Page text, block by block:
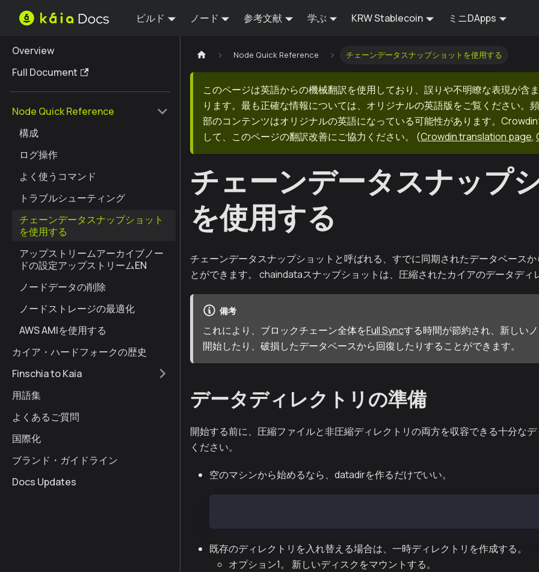
ビルド ノード 参考文献 学ぶ KRW Stablecoin ミニDApps
Overview
Full Document
Node Quick Reference
構成
ログ操作
よく使うコマンド
トラブルシューティング
チェーンデータスナップショット
を使用する
アップストリームアーカイブノー
ドの設定アップストリームEN
ノードデータの削除
ノードストレージの最適化
AWS AMIを使用する
カイア・ハードフォークの歴史
Finschia to Kaia
用語集
よくあるご質問
国際化
ブランド・ガイドライン
Docs Updates
Node Quick Reference チェーンデータスナップショットを使用する
このページは英語からの機械翻訳を使用しており、誤りや不明瞭な表現が含
ります。最も正確な情報については、オリジナルの英語版をご覧ください。
部のコンテンツはオリジナルの英語になっている可能性があります。
して、このページの翻訳改善にご協力ください。
(Crowdin translation page,
チェーンデータスナップ
を使用する
チェーンデータスナップショットと呼ばれる、すでに同期されたデータベース
とができます。 chaindataスナップショットは、圧縮されたカイアのデータディ
備考
これにより、ブロックチェーン全体をFull Syncする時間が節約され、新しい
開始したり、破損したデータベースから回復したりすることができます。
データディレクトリの準備
開始する前に、圧縮ファイルと非圧縮ディレクトリの両方を収容できる十分な
ください。
空のマシンから始めるなら、datadirを作るだけでいい。
既存のディレクトリを入れ替える場合は、一時ディレクトリを作成する。
オプション1。 新しいディスクをマウントする。